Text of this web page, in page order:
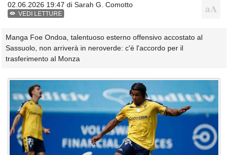
02.06.2026 19:47 di Sarah G. Comotto
VEDI LETTURE
Manga Foe Ondoa, talentuoso esterno offensivo accostato al
Sassuolo, non arriverà in neroverde: c'è l'accordo per il
trasferimento al Monza